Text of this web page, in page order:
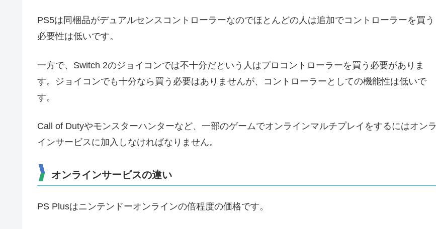
PS5は同梱品がデュアルセンスコントローラーなのでほとんどの人は追加でコントローラーを買う
必要性は低いです。
一方で、Switch 2のジョイコンでは不十分だという人はプロコントローラーを買う必要がありま
す。ジョイコンでも十分なら買う必要はありませんが、コントローラーとしての機能性は低いで
す。
Call of Dutyやモンスターハンターなど、一部のゲームでオンラインマルチプレイをするにはオンラ
インサービスに加入しなければなりません。
オンラインサービスの違い
PS Plusはニンテンドーオンラインの倍程度の価格です。